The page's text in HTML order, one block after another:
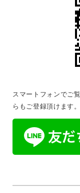
スマートフォンでご
らもご登録頂けます。